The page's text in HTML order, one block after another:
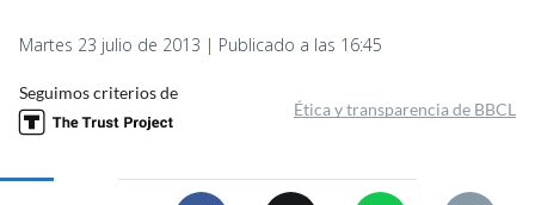
Martes 23 julio de 2013 | Publicado a las 16:45
Seguimos criterios de
Ética y transparencia de BBCL